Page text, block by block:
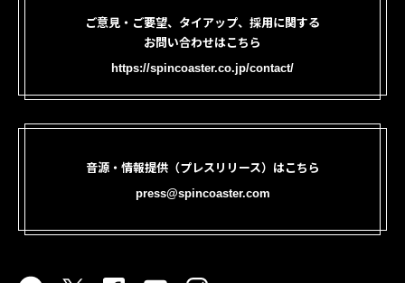
ご意見・ご要望、タイアップ、採用に関する
お問い合わせはこちら
https://spincoaster.co.jp/contact/
音源・情報提供（プレスリリース）はこちら
press@spincoaster.com